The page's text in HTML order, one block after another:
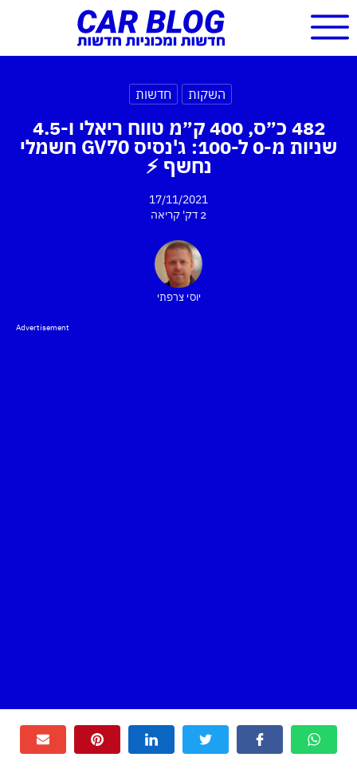
השקות חדשות
482 כ״ס, 400 ק״מ טווח ריאלי ו-4.5
שניות מ-0 ל-100: ג'נסיס GV70 חשמלי
נחשף ⚡
17/11/2021
2 דק'
קריאה
יוסי צרפתי
Advertisement